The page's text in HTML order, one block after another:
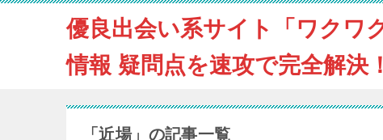
優良出会い系サイト「ワクワ
情報 疑問点を速攻で完全解決！
「近場」の記事一覧